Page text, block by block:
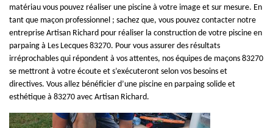
matériau vous pouvez réaliser une piscine à votre image et sur mesure. En
tant que maçon professionnel ; sachez que, vous pouvez contacter notre
entreprise Artisan Richard pour réaliser la construction de votre piscine en
parpaing à Les Lecques 83270. Pour vous assurer des résultats
irréprochables qui répondent à vos attentes, nos équipes de maçons 83270
se mettront à votre écoute et s’exécuteront selon vos besoins et
directives. Vous allez bénéficier d’une piscine en parpaing solide et
esthétique à 83270 avec Artisan Richard.